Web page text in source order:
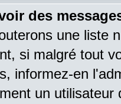
des
une liste
si malgré tout
informez-en
un